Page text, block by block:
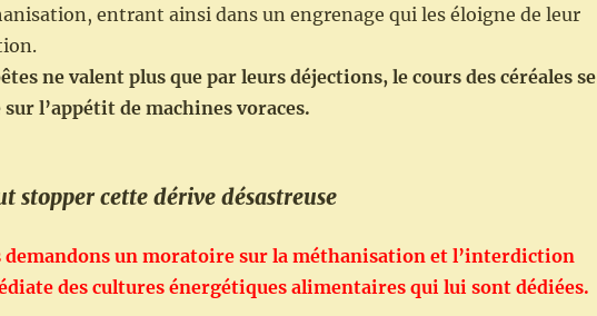
entrant ainsi dans un engrenage qui les éloigne de leur
ne valent plus que par leurs déjections, le cours des céréales se
sur l’appétit de machines voraces.
stopper cette dérive désastreuse
demandons un moratoire sur la méthanisation et l’interdiction
des cultures énergétiques alimentaires qui lui sont dédiées.